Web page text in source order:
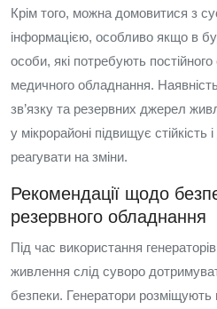
Крім того, можна домовитися з
інформацією, особливо якщо в
особи, які потребують
медичного обладнання.
зв’язку та резервних джерел
у мікрорайоні підвищує
реагувати на зміни.
Рекомендації щодо
резервного обладнання
Під час використання
живлення слід суворо
безпеки. Генератори розміщують